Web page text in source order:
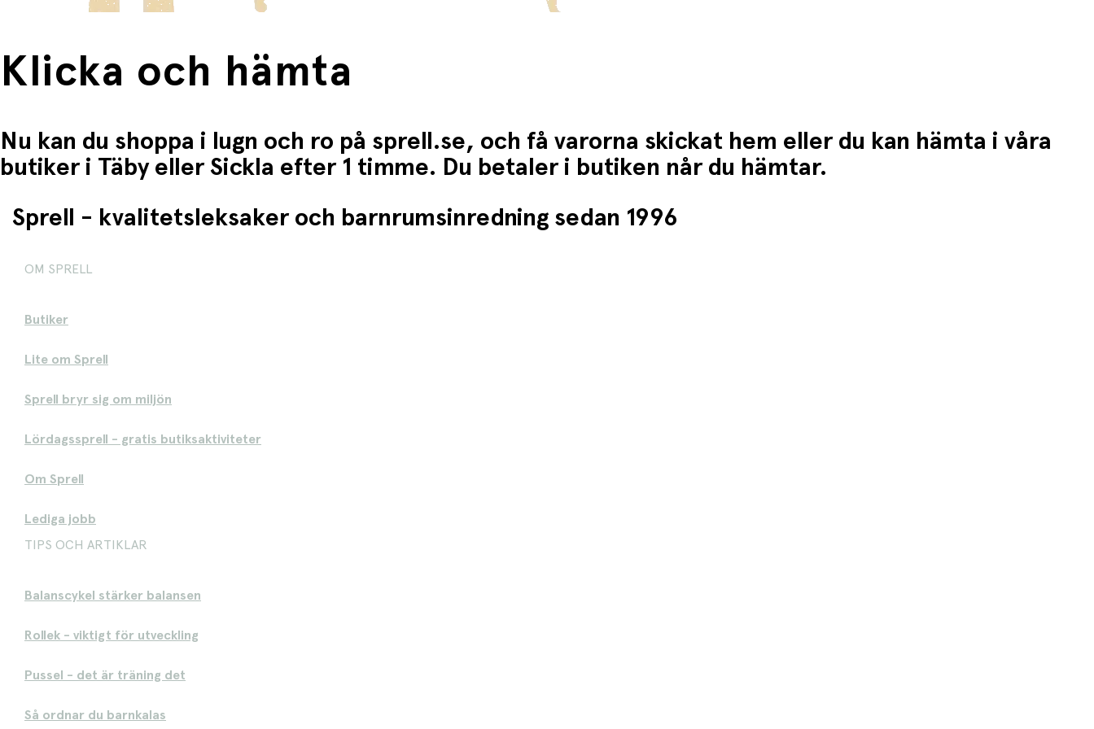
Klicka och hämta
Nu kan du shoppa i lugn och ro på sprell.se, och få varorna skickat hem eller du kan hämta i våra
butiker i Täby eller Sickla efter 1 timme. Du betaler i butiken når du hämtar.
Sprell - kvalitetsleksaker och barnrumsinredning sedan 1996
OM SPRELL
Butiker
Lite om Sprell
Sprell bryr sig om miljön
Lördagssprell - gratis butiksaktiviteter
Om Sprell
Lediga jobb
TIPS OCH ARTIKLAR
Balanscykel stärker balansen
Rollek - viktigt för utveckling
Pussel - det är träning det
Så ordnar du barnkalas